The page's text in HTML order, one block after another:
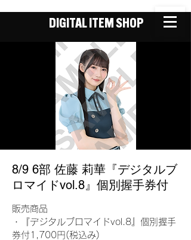
DIGITAL ITEM SHOP
8/9 6部 佐藤 莉華『デジタルブ
ロマイドvol.8』個別握手券付
販売商品
・『デジタルブロマイドvol.8』個別握手
券付1,700円(税込み)